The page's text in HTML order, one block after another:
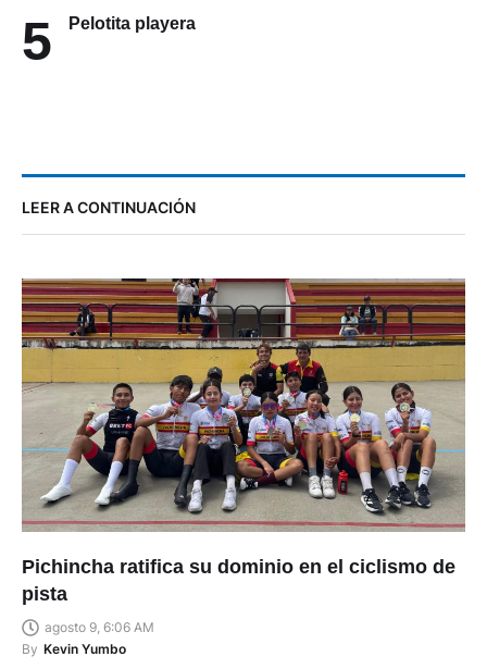
5 Pelotita playera
LEER A CONTINUACIÓN
Pichincha ratifica su dominio en el ciclismo de
pista
agosto 9, 6:06 AM
By Kevin Yumbo